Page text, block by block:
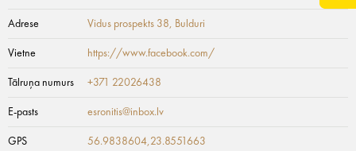
Adrese Vidus prospekts 38, Bulduri
Vietne https://www.facebook.com/
Tālruņa numurs +371 22026438
E-pasts esronitis@inbox.lv
GPS 56.9838604,23.8551663